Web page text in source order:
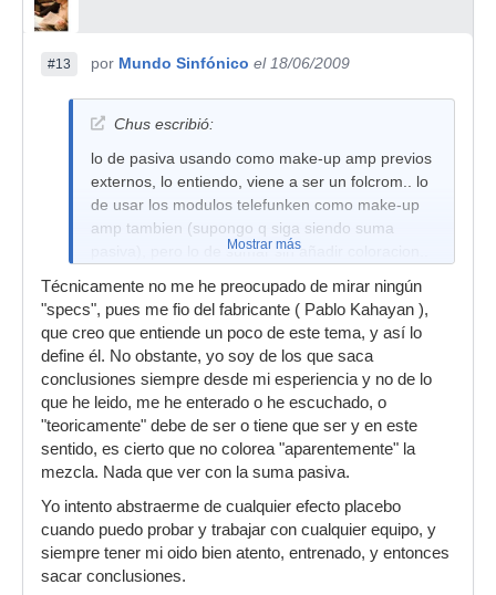
#13 por Mundo Sinfónico el 18/06/2009
Chus escribió:
lo de pasiva usando como make-up amp previos
externos, lo entiendo, viene a ser un folcrom.. lo
de usar los modulos telefunken como make-up
amp tambien (supongo q siga siendo suma
pasiva), pero lo de sumar sin añadir coloracion..
donde mirar las specs de este cacharro? por
curiosidad..
slds
Mostrar más
Técnicamente no me he preocupado de mirar ningún
"specs", pues me fio del fabricante ( Pablo Kahayan ),
que creo que entiende un poco de este tema, y así lo
define él. No obstante, yo soy de los que saca
conclusiones siempre desde mi esperiencia y no de lo
que he leido, me he enterado o he escuchado, o
"teoricamente" debe de ser o tiene que ser y en este
sentido, es cierto que no colorea "aparentemente" la
mezcla. Nada que ver con la suma pasiva.
Yo intento abstraerme de cualquier efecto placebo
cuando puedo probar y trabajar con cualquier equipo, y
siempre tener mi oido bien atento, entrenado, y entonces
sacar conclusiones.